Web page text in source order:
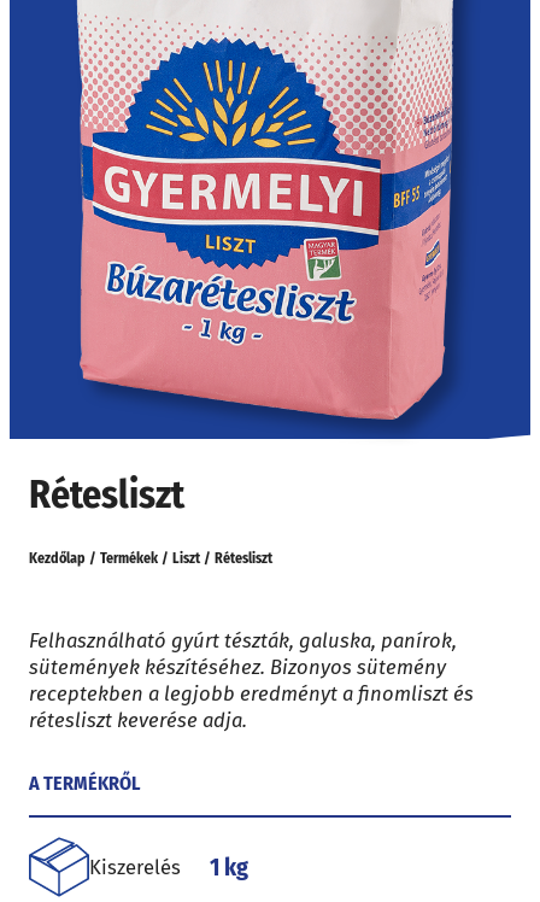
Rétesliszt
Kezdőlap / Termékek / Liszt/ Rétesliszt
Felhasználható gyúrt tészták, galuska, panírok,
sütemények készítéséhez. Bizonyos sütemény
receptekben a legjobb eredményt a finomliszt és
rétesliszt keverése adja.
A TERMÉKRŐL
Kiszerelés 1 kg